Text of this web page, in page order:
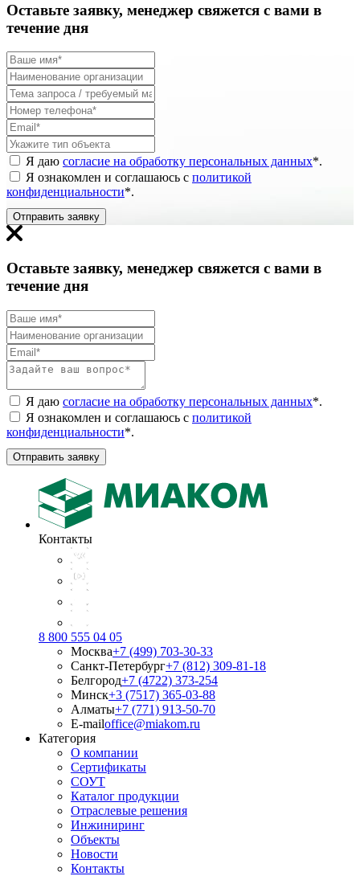
Оставьте заявку, менеджер свяжется с вами в
течение дня
Я даю согласие на обработку персональных данных*.
Я ознакомлен и соглашаюсь с политикой
конфиденциальности*.
Отправить заявку
Оставьте заявку, менеджер свяжется с вами в
течение дня
Я даю согласие на обработку персональных данных*.
Я ознакомлен и соглашаюсь с политикой
конфиденциальности*.
Отправить заявку
Контакты
8 800 555 04 05
Москва+7 (499) 703-30-33
Санкт-Петербург+7 (812) 309-81-18
Белгород+7 (4722) 373-254
Минск+3 (7517) 365-03-88
Алматы+7 (771) 913-50-70
E-mailoffice@miakom.ru
Категория
О компании
Сертификаты
СОУТ
Каталог продукции
Отраслевые решения
Инжиниринг
Объекты
Новости
Контакты